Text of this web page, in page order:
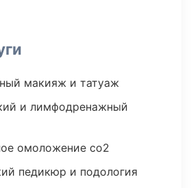
макияж и татуаж
и лимфодренажный
омоложение co2
педикюр и подология